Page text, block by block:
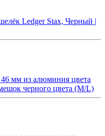
Ledger Stax, Черный |
мм из алюминия цвета
черного цвета (M/L)